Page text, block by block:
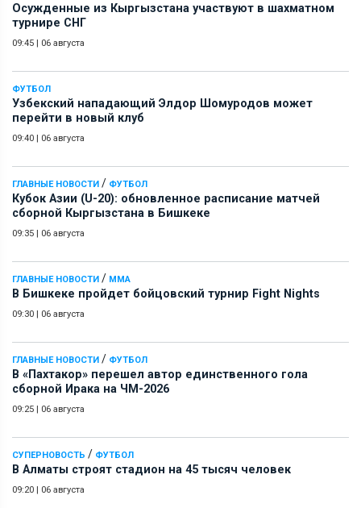
Осужденные из Кыргызстана участвуют в шахматном
турнире СНГ
09:45 | 06 августа
ФУТБОЛ
Узбекский нападающий Элдор Шомуродов может
перейти в новый клуб
09:40 | 06 августа
ГЛАВНЫЕ НОВОСТИ / ФУТБОЛ
Кубок Азии (U-20): обновленное расписание матчей
сборной Кыргызстана в Бишкеке
09:35 | 06 августа
ГЛАВНЫЕ НОВОСТИ / ММА
В Бишкеке пройдет бойцовский турнир Fight Nights
09:30 | 06 августа
ГЛАВНЫЕ НОВОСТИ / ФУТБОЛ
В «Пахтакор» перешел автор единственного гола
сборной Ирака на ЧМ-2026
09:25 | 06 августа
СУПЕРНОВОСТЬ / ФУТБОЛ
В Алматы строят стадион на 45 тысяч человек
09:20 | 06 августа